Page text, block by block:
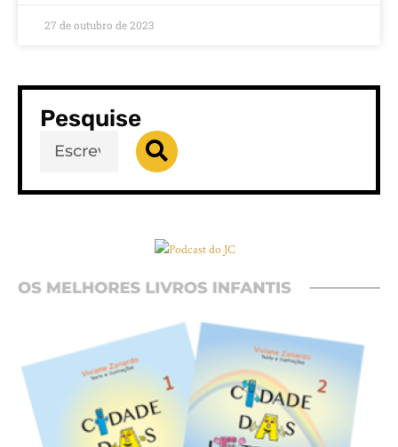
27 de outubro de 2023
Pesquise